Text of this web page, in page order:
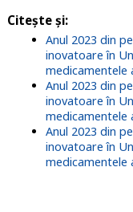
Citește și:
Anul 2023 din
inovatoare în
medicamentele
Anul 2023 din
inovatoare în
medicamentele
Anul 2023 din
inovatoare în
medicamentele